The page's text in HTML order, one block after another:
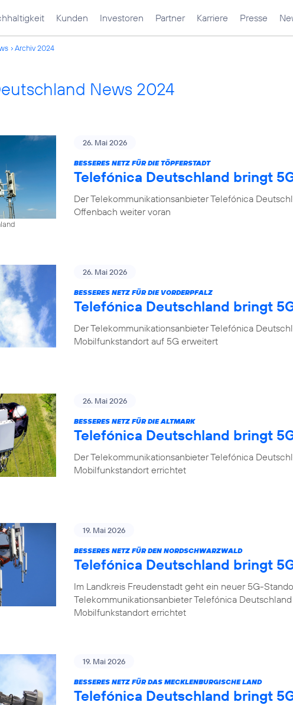
Kunden Investoren Partner Karriere Presse
Archiv 2024
News 2024
26. Mai 2026
BESSERES NETZ FÜR DIE TÖPFERSTADT
Telefónica Deutschland bringt
Der Telekommunikationsanbieter Telefónica
Offenbach weiter voran
26. Mai 2026
BESSERES NETZ FÜR DIE VORDERPFALZ
Telefónica Deutschland bringt
Der Telekommunikationsanbieter Telefónica
Mobilfunkstandort auf 5G erweitert
26. Mai 2026
BESSERES NETZ FÜR DIE ALTMARK
Telefónica Deutschland bringt
Der Telekommunikationsanbieter Telefónica
Mobilfunkstandort errichtet
19. Mai 2026
BESSERES NETZ FÜR DEN NORDSCHWARZWALD
Telefónica Deutschland bringt
Im Landkreis Freudenstadt geht ein neuer 5G-
Telekommunikationsanbieter Telefónica
Mobilfunkstandort errichtet
19. Mai 2026
BESSERES NETZ FÜR DAS MECKLENBURGISCHE LAND
Telefónica Deutschland bringt